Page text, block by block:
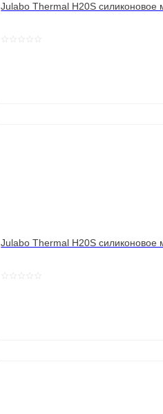
Julabo Thermal H20S силиконовое
Julabo Thermal H20S силиконовое